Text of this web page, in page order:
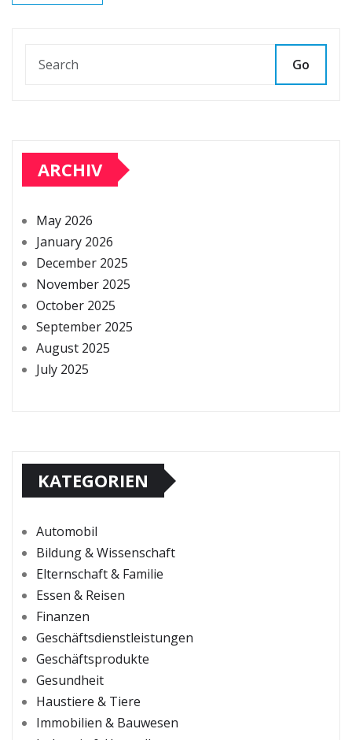
Go
ARCHIV
May 2026
January 2026
December 2025
November 2025
October 2025
September 2025
August 2025
July 2025
KATEGORIEN
Automobil
Bildung & Wissenschaft
Elternschaft & Familie
Essen & Reisen
Finanzen
Geschäftsdienstleistungen
Geschäftsprodukte
Gesundheit
Haustiere & Tiere
Immobilien & Bauwesen